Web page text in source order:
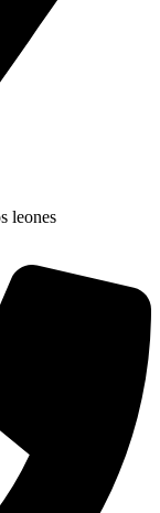
leones